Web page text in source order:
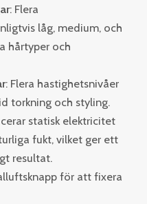
: Flera
låg, medium, och
hårtyper och
: Flera hastighetsnivåer
torkning och styling.
statisk elektricitet
fukt, vilket ger ett
resultat.
för att fixera